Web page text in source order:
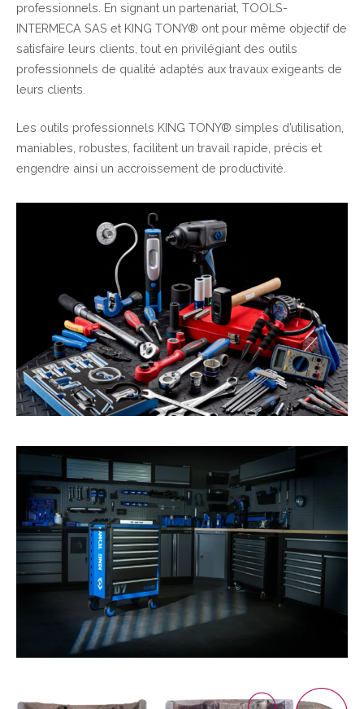
professionnels. En signant un partenariat, TOOLS-
INTERMECA SAS et KING TONY® ont pour même objectif de
satisfaire leurs clients, tout en privilégiant des outils
professionnels de qualité adaptés aux travaux exigeants de
leurs clients.
Les outils professionnels KING TONY® simples d’utilisation,
maniables, robustes, facilitent un travail rapide, précis et
engendre ainsi un accroissement de productivité.